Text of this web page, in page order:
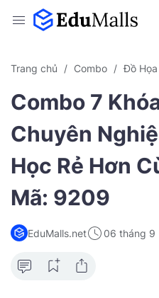
Trang chủ Combo Đồ Họa
Combo 7
Chuyên
Học Rẻ Hơn
Mã: 9209
EduMalls.net 06 tháng 9